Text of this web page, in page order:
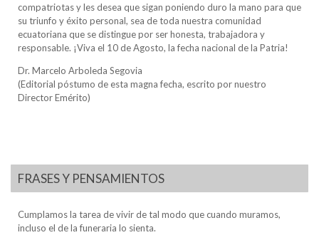
compatriotas y les desea que sigan poniendo duro la mano para que
su triunfo y éxito personal, sea de toda nuestra comunidad
ecuatoriana que se distingue por ser honesta, trabajadora y
responsable. ¡Viva el 10 de Agosto, la fecha nacional de la Patria!
Dr. Marcelo Arboleda Segovia
(Editorial póstumo de esta magna fecha, escrito por nuestro
Director Emérito)
FRASES Y PENSAMIENTOS
Cumplamos la tarea de vivir de tal modo que cuando muramos,
incluso el de la funeraria lo sienta.